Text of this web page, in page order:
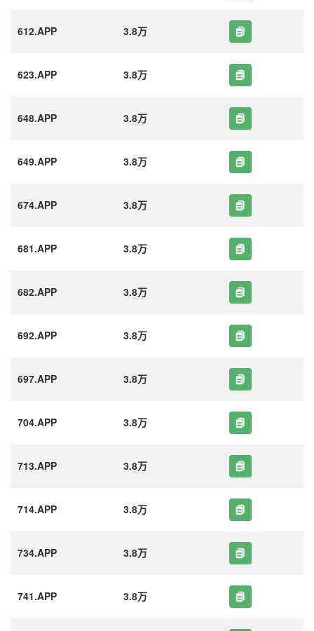
612.APP 3.8万
623.APP 3.8万
648.APP 3.8万
649.APP 3.8万
674.APP 3.8万
681.APP 3.8万
682.APP 3.8万
692.APP 3.8万
697.APP 3.8万
704.APP 3.8万
713.APP 3.8万
714.APP 3.8万
734.APP 3.8万
741.APP 3.8万